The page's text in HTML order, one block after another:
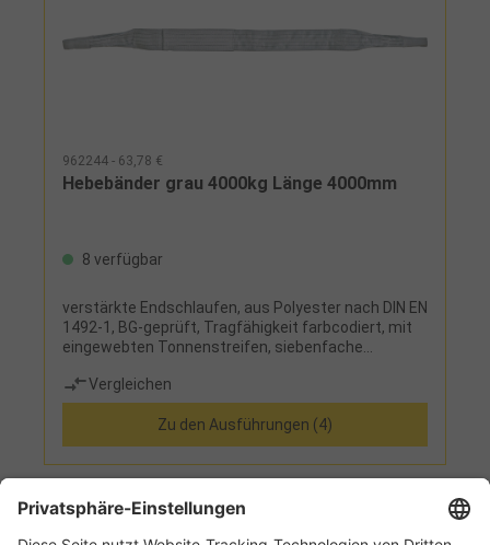
962244 - 63,78 €
Hebebänder grau 4000kg Länge 4000mm
8 verfügbar
verstärkte Endschlaufen, aus Polyester nach DIN EN
1492-1, BG-geprüft, Tragfähigkeit farbcodiert, mit
eingewebten Tonnenstreifen, siebenfache
Benutzerhinweisen, zweilagig
Vergleichen
Zu den Ausführungen (4)
1 2 3